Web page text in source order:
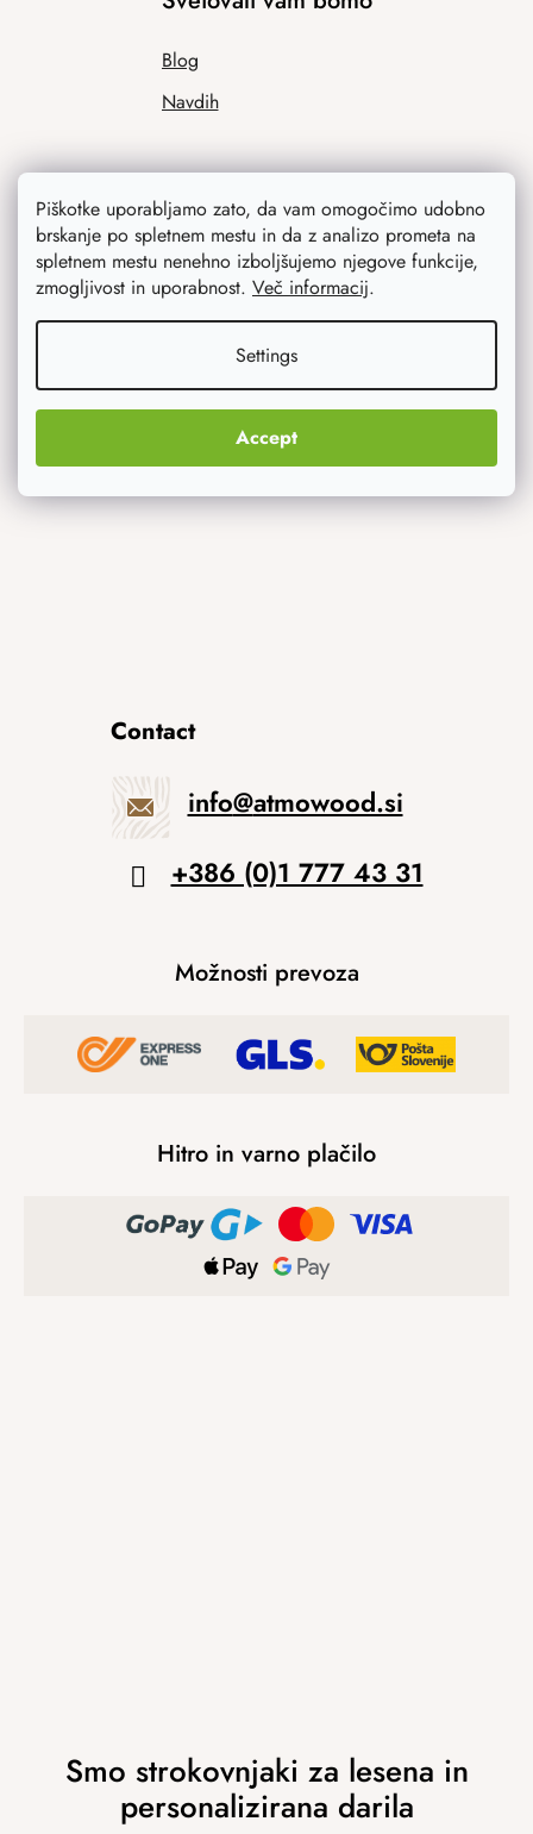
Piškotke uporabljamo zato, da vam omogočimo udobno
brskanje po spletnem mestu in da z analizo prometa na
spletnem mestu nenehno izboljšujemo njegove funkcije,
zmogljivost in uporabnost. Več informacij.
Settings
Accept
Blog
Navdih
Novosti
Izvirna darila
Contact
info@atmowood.si
+386 (0)1 777 43 31
Možnosti prevoza
Hitro in varno plačilo